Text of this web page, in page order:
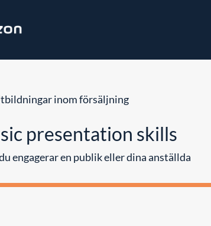
inom försäljning
presentation skills
engagerar en publik eller dina anställda